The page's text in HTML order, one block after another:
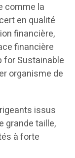
comme la
en qualité
financière,
financière
for Sustainable
organisme de
issus
grande taille,
à forte